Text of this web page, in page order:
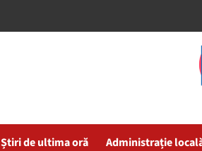
Știri de ultima oră Administrație